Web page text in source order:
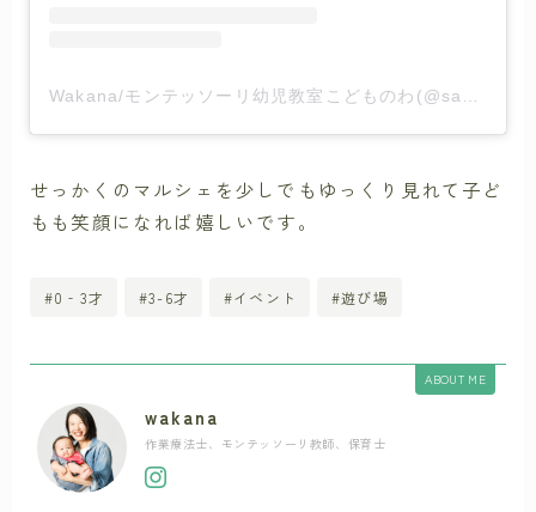
せっかくのマルシェを少しでもゆっくり見れて子ど
もも笑顔になれば嬉しいです。
#0‐3才 #3-6才 #イベント #遊び場
ABOUT ME
wakana
作業療法士、モンテッソーリ教師、保育士